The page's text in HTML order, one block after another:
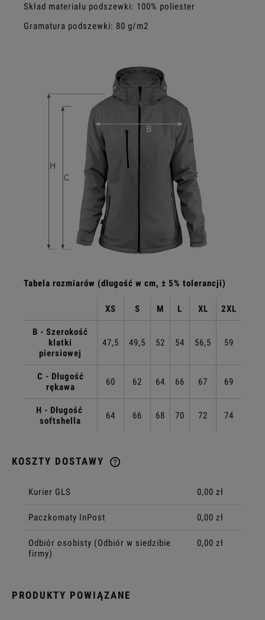
Skład materiału podszewki: 100% poliester
Gramatura podszewki: 80 g/m2
Tabela rozmiarów (długość w cm, ± 5% tolerancji)
XS S M L XL 2XL
B - Szerokość
klatki
piersiowej
47,5 49,5 52 54 56,5 59
C - Długość
rękawa
60 62 64 66 67 69
H - Długość
softshella
64 66 68 70 72 74
KOSZTY DOSTAWY
Kurier GLS 0,00 zł
Paczkomaty InPost 0,00 zł
Odbiór osobisty (Odbiór w siedzibie
firmy)
0,00 zł
PRODUKTY POWIĄZANE